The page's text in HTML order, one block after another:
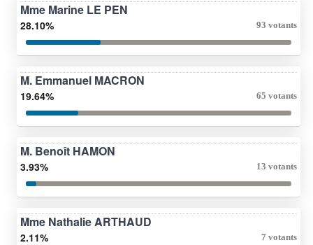
Mme Marine LE PEN
28.10% 93 votants
M. Emmanuel MACRON
19.64% 65 votants
M. Benoît HAMON
3.93% 13 votants
Mme Nathalie ARTHAUD
2.11% 7 votants